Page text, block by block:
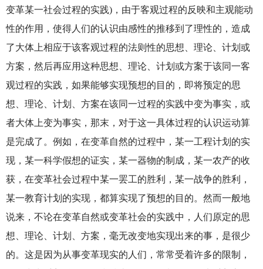
变革某一社会过程的实践)，由于客观过程的反映和主观能动
性的作用，使得人们的认识由感性的推移到了理性的，造成
了大体上相应于该客观过程的法则性的思想、理论、计划或
方案，然后再应用这种思想、理论、计划或方案于该同一客
观过程的实践，如果能够实现预想的目的，即将预定的思
想、理论、计划、方案在该同一过程的实践中变为事实，或
者大体上变为事实，那末，对于这一具体过程的认识运动算
是完成了。例如，在变革自然的过程中，某一工程计划的实
现，某一科学假想的证实，某一器物的制成，某一农产的收
获，在变革社会过程中某一罢工的胜利，某一战争的胜利，
某一教育计划的实现，都算实现了预想的目的。然而一般地
说来，不论在变革自然或变革社会的实践中，人们原定的思
想、理论、计划、方案，毫无改变地实现出来的事，是很少
的。这是因为从事变革现实的人们，常常受着许多的限制，